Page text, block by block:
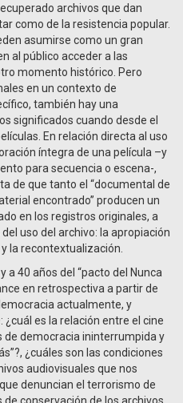
archivos que dan
como de la resistencia popular.
asumirse como un gran
al público acceder a las
momento histórico. Pero
en un contexto de
también hay una
significados cuando desde el
En relación directa al uso
íntegra de una película –y
para secuencia o escena-,
de que tanto el “documental de
encontrado” producen un
en los registros originales, a
uso del archivo: la apropiación
la recontextualización.
a 40 años del “pacto del Nunca
en retrospectiva a partir de
actualmente, y
es la relación entre el cine
democracia ininterrumpida y
¿cuáles son las condiciones
audiovisuales que nos
denuncian el terrorismo de